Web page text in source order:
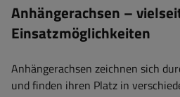
Anhängerachsen –
Einsatzmöglichkeiten
Anhängerachsen zeichnen sich
und finden ihren Platz in